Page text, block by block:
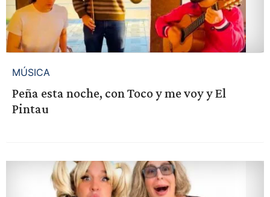
MÚSICA
Peña esta noche, con Toco y me voy y El
Pintau